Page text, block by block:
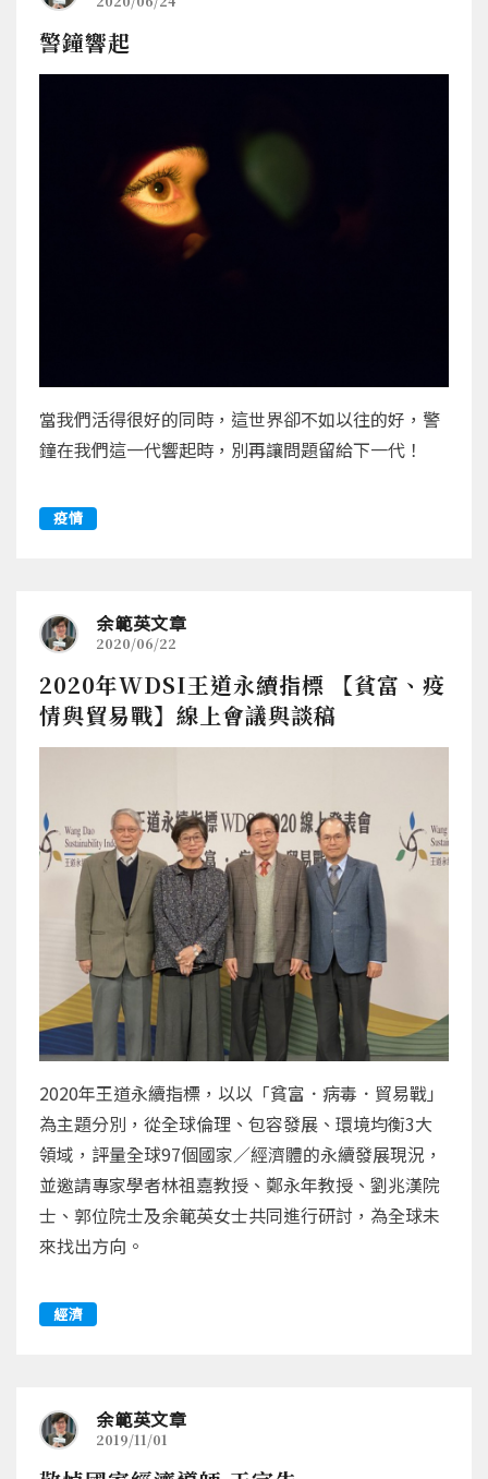
警鐘響起
當我們活得很好的同時，這世界卻不如以往的好，警
鐘在我們這一代響起時，別再讓問題留給下一代！
疫情
余範英文章
2020/06/22
2020年WDSI王道永續指標 【貧富、疫
情與貿易戰】線上會議與談稿
2020年王道永續指標，以以「貧富．病毒．貿易戰」
為主題分別，從全球倫理、包容發展、環境均衡3大
領域，評量全球97個國家／經濟體的永續發展現況，
並邀請專家學者林祖嘉教授、鄭永年教授、劉兆漢院
士、郭位院士及余範英女士共同進行研討，為全球未
來找出方向。
經濟
余範英文章
2019/11/01